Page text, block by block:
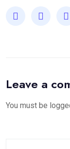
Leave a
You must be